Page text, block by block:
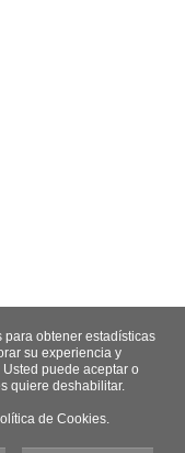
para obtener estadísticas
su experiencia y
puede aceptar o
quiere deshabilitar.
de Cookies.